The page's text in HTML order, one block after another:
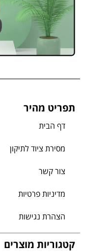
תפריט מהיר
דף הבית
מסירת ציוד לתיקון
צור קשר
מדיניות פרטיות
הצהרת נגישות
קטגוריות מוצרים